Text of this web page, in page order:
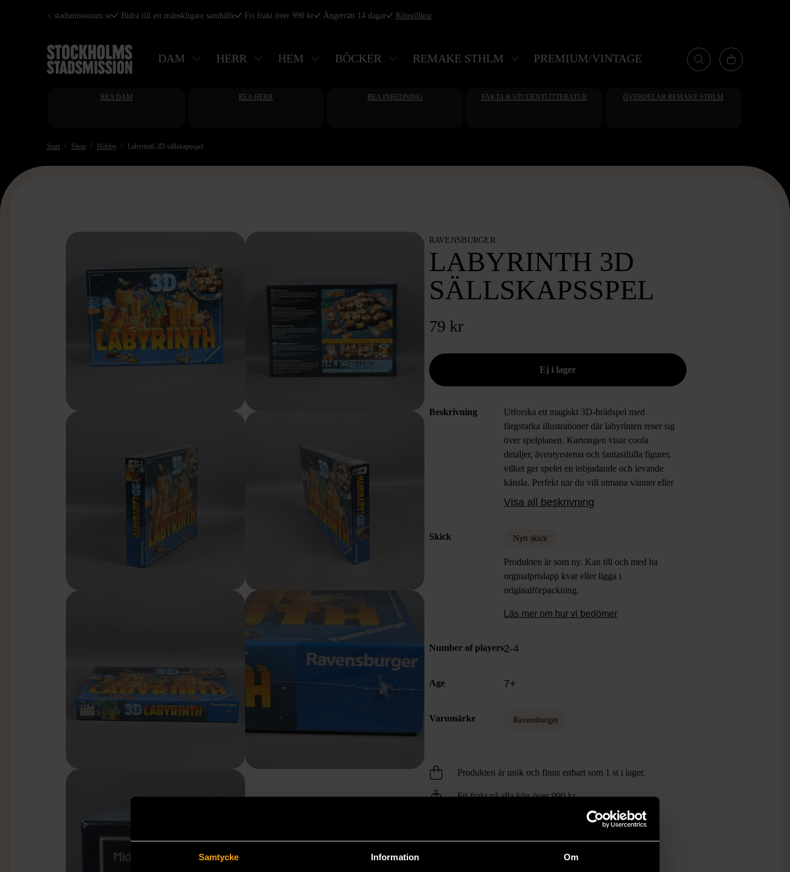
Samtycke Information Om
Hoppa
huvudinnehåll
< stadsmissionen.se Bidra till ett mänskligare samhälle Fri frakt över 990 kr Ångerrätt 14 dagar Köpvillkor
DAM HERR HEM BÖCKER REMAKE STHLM PREMIUM/VINTAGE
REA DAM REA HERR REA INREDNING FAKTA & STUDENTLITTERATUR ÖVERDELAR REMAKE STHLM
Start Shop Hobby Labyrinth 3D sällskapsspel
RAVENSBURGER
LABYRINTH 3D
SÄLLSKAPSSPEL
79 kr
Beskrivning
Utforska ett magiskt 3D-brädspel med
färgstarka illustrationer där labyrinten reser sig
över spelplanen. Kartongen visar coola
detaljer, äventyrstema och fantasifulla figurer,
vilket ger spelet en inbjudande och levande
känsla. Perfekt när du vill utmana vänner eller
familj på en rolig spelkväll.
Visa all beskrivning
Skick Nytt skick
Produkten är som ny. Kan till och med ha
orginalprislapp kvar eller ligga i
originalförpackning.
Läs mer om hur vi bedömer
Number of players2-4
Age 7+
Varumärke Ravensburger
Produkten är unik och finns enbart som 1 st i lager.
Fri frakt på alla köp över 990 kr.